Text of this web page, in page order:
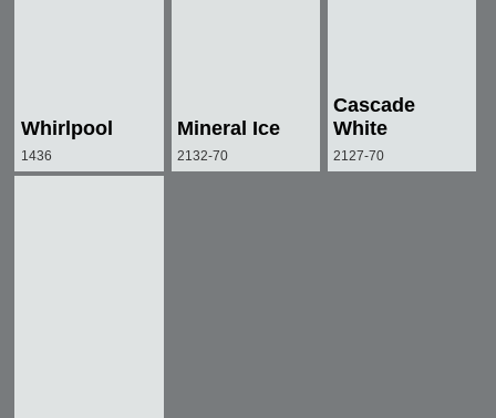
Whirlpool
1436
Mineral Ice
2132-70
Cascade
White
2127-70